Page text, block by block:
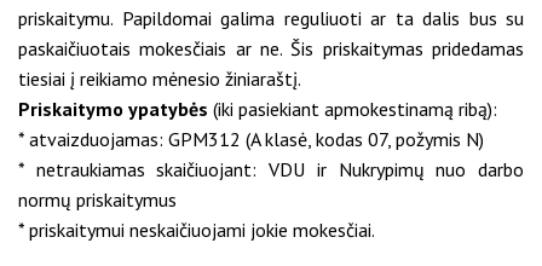
priskaitymu. Papildomai galima reguliuoti ar ta dalis bus su
paskaičiuotais mokesčiais ar ne. Šis priskaitymas pridedamas
tiesiai į reikiamo mėnesio žiniaraštį.
Priskaitymo ypatybės (iki pasiekiant apmokestinamą ribą):
* atvaizduojamas: GPM312 (A klasė, kodas 07, požymis N)
* netraukiamas skaičiuojant: VDU ir Nukrypimų nuo darbo
normų priskaitymus
* priskaitymui neskaičiuojami jokie mokesčiai.